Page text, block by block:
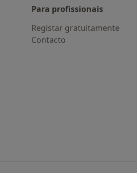
Para profissionais
Registar gratuitamente
Contacto